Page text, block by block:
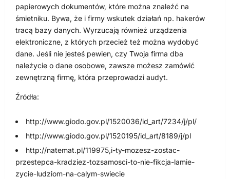
papierowych dokumentów, które można znaleźć na
śmietniku. Bywa, że i firmy wskutek działań np. hakerów
tracą bazy danych. Wyrzucają również urządzenia
elektroniczne, z których przecież też można wydobyć
dane. Jeśli nie jesteś pewien, czy Twoja firma dba
należycie o dane osobowe, zawsze możesz zamówić
zewnętrzną firmę, która przeprowadzi audyt.
Źródła:
http://www.giodo.gov.pl/1520036/id_art/7234/j/pl/
http://www.giodo.gov.pl/1520195/id_art/8189/j/pl
http://natemat.pl/119975,i-ty-mozesz-zostac-
przestepca-kradziez-tozsamosci-to-nie-fikcja-lamie-
zycie-ludziom-na-calym-swiecie